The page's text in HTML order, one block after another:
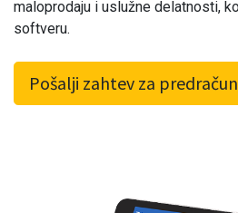
maloprodaju i uslužne delatnosti,
softveru.
Pošalji zahtev za predračun